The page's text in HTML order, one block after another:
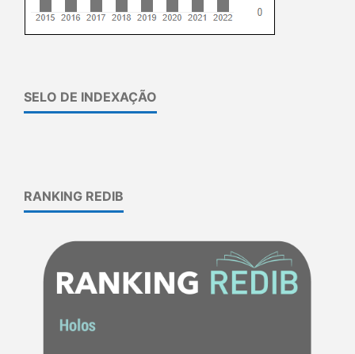
SELO DE INDEXAÇÃO
RANKING REDIB